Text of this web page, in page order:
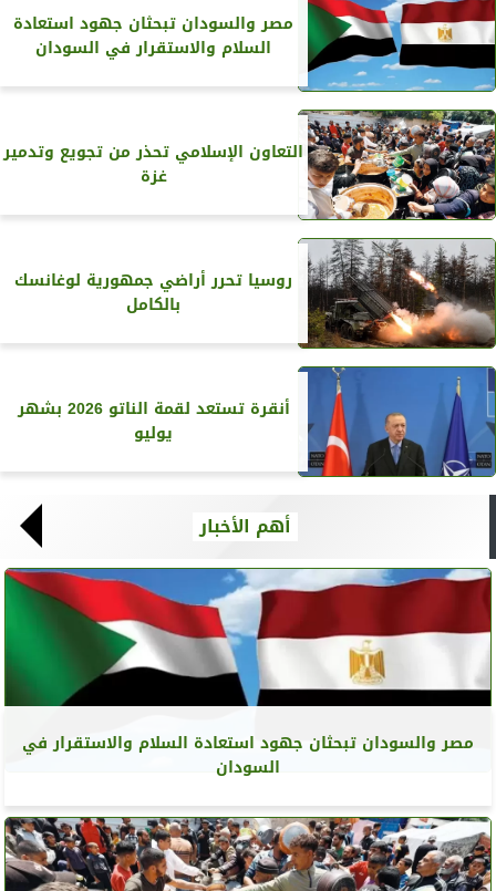
مصر والسودان تبحثان جهود استعادة
السلام والاستقرار في السودان
التعاون الإسلامي تحذر من تجويع وتدمير
غزة
روسيا تحرر أراضي جمهورية لوغانسك
بالكامل
أنقرة تستعد لقمة الناتو 2026 بشهر
يوليو
أهم الأخبار
مصر والسودان تبحثان جهود استعادة السلام والاستقرار في
السودان